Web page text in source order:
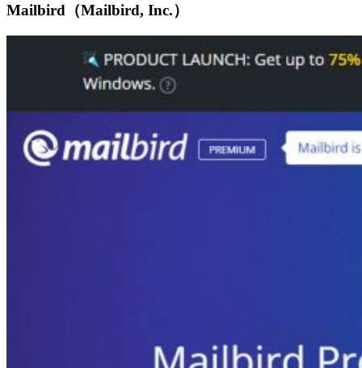
Mailbird（Mailbird, Inc.）